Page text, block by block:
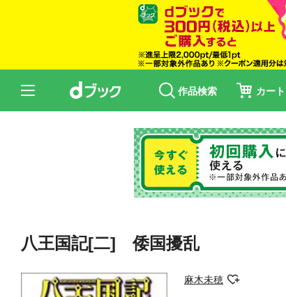
作品検索 カート
八王国記[二] 倭国擾乱
麻木未穂